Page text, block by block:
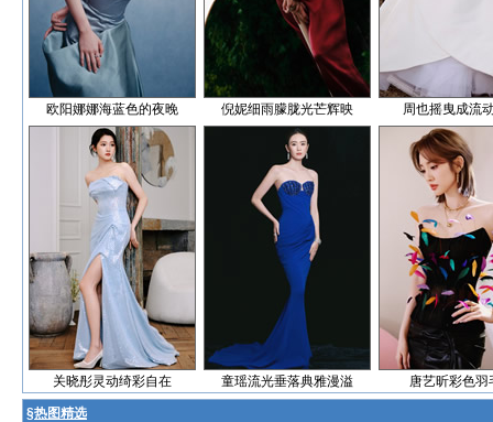
欧阳娜娜海蓝色的夜晚 倪妮细雨朦胧光芒辉映 周也摇曳成流
关晓彤灵动绮彩自在 童瑶流光垂落典雅漫溢 唐艺昕彩色羽
§热图精选